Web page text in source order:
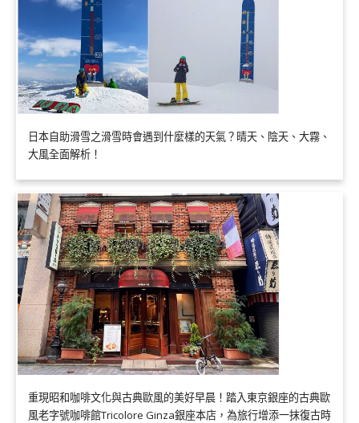
日本自助滑雪之滑雪時會遇到什麼樣的天氣？晴天、陰天、大霧、
大風全面解析！
重現昭和咖啡文化與古典歐風的美好早晨！踏入東京銀座的古典歐
風老字號咖啡館Tricolore Ginza銀座本店，為旅行增添一抹復古時